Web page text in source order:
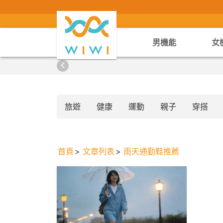
男機能 女
旅遊 健康 運動 親子 穿搭
首頁 文章列表 雨天通勤鞋推薦